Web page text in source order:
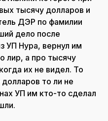
тысячу долларов и
ДЭР по фамилии
дело после
УП Нура, вернул им
лир, а про тысячу
их не видел. То
то ли не
УП им кто-то сделал